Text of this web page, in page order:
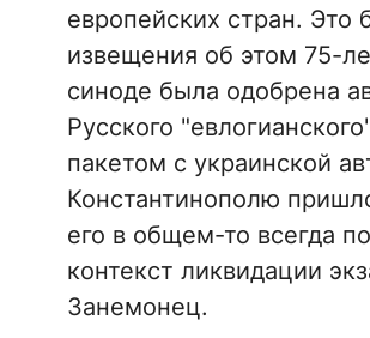
европейских стран. Это
извещения об этом 75-
синоде была одобрена
Русского
пакетом с украинской
Константинополю
его в общем-то всегда
контекст ликвидации
Занемонец.